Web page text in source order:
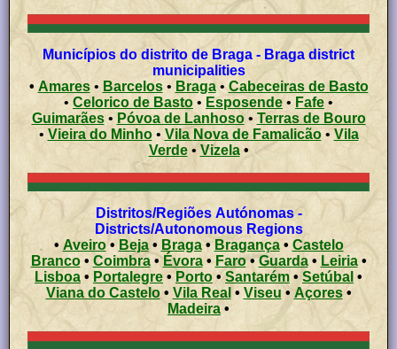
Municípios do distrito de Braga - Braga district
municipalities
• Amares• Barcelos• Braga•Cabeceiras de Basto
•
Celorico de Basto • Esposende • Fafe •
Guimarães• Póvoa de Lanhoso•
Terras de Bouro
• Vieira do Minho• Vila Nova de Famalicão•Vila
Verde• Vizela•
Distritos/Regiões Autónomas -
Districts/Autonomous Regions
• Aveiro• Beja• Braga•Bragança• Castelo
Branco•Coimbra•Évora• Faro•Guarda• Leiria•
Lisboa • Portalegre •Porto •Santarém• Setúbal •
Viana do Castelo• Vila Real • Viseu • Açores •
Madeira •